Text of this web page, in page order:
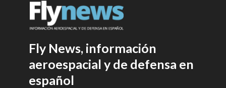
Fly News, información
aeroespacial y de defensa en
español